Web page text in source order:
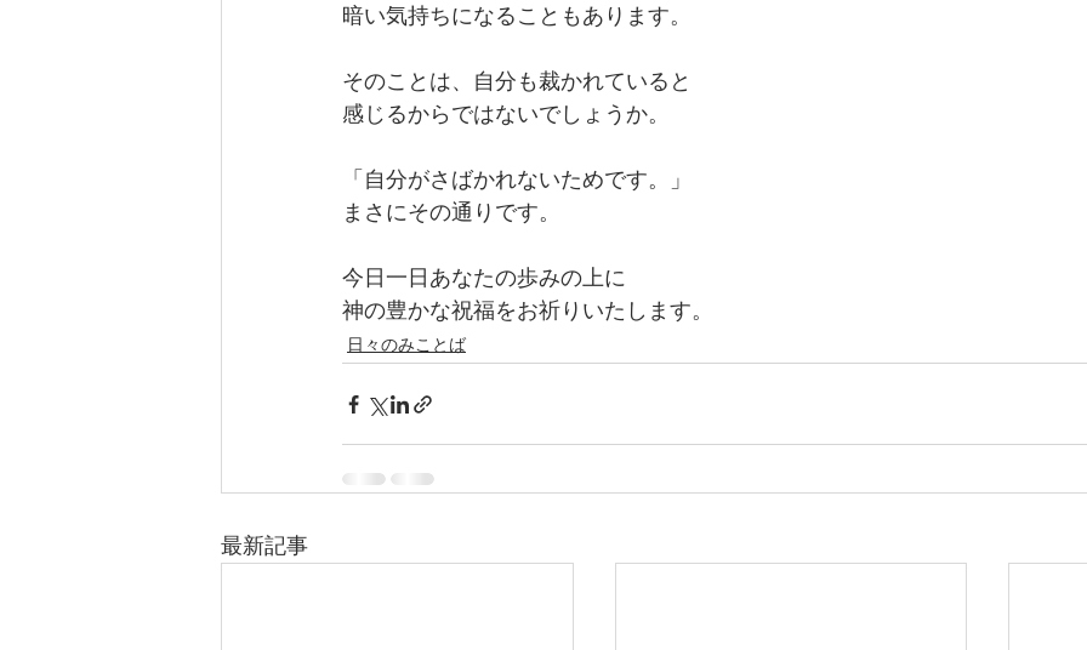
暗い気持ちになることもあります。
そのことは、自分も裁かれていると
感じるからではないでしょうか。
「自分がさばかれないためです。」
まさにその通りです。
今日一日あなたの歩みの上に
神の豊かな祝福をお祈りいたします。
日々のみことば
最新記事